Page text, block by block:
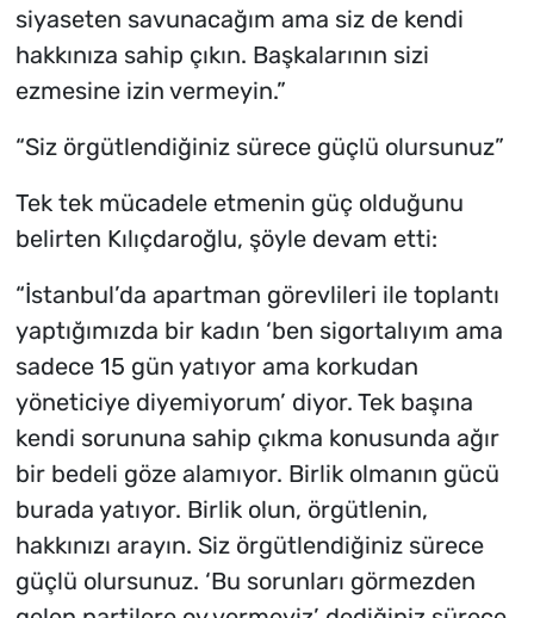
siyaseten savunacağım ama siz de kendi
hakkınıza sahip çıkın. Başkalarının sizi
ezmesine izin vermeyin.”
“Siz örgütlendiğiniz sürece güçlü olursunuz”
Tek tek mücadele etmenin güç olduğunu
belirten Kılıçdaroğlu, şöyle devam etti:
“İstanbul’da apartman görevlileri ile toplantı
yaptığımızda bir kadın ‘ben sigortalıyım ama
sadece 15 gün yatıyor ama korkudan
yöneticiye diyemiyorum’ diyor. Tek başına
kendi sorununa sahip çıkma konusunda ağır
bir bedeli göze alamıyor. Birlik olmanın gücü
burada yatıyor. Birlik olun, örgütlenin,
hakkınızı arayın. Siz örgütlendiğiniz sürece
güçlü olursunuz. ‘Bu sorunları görmezden